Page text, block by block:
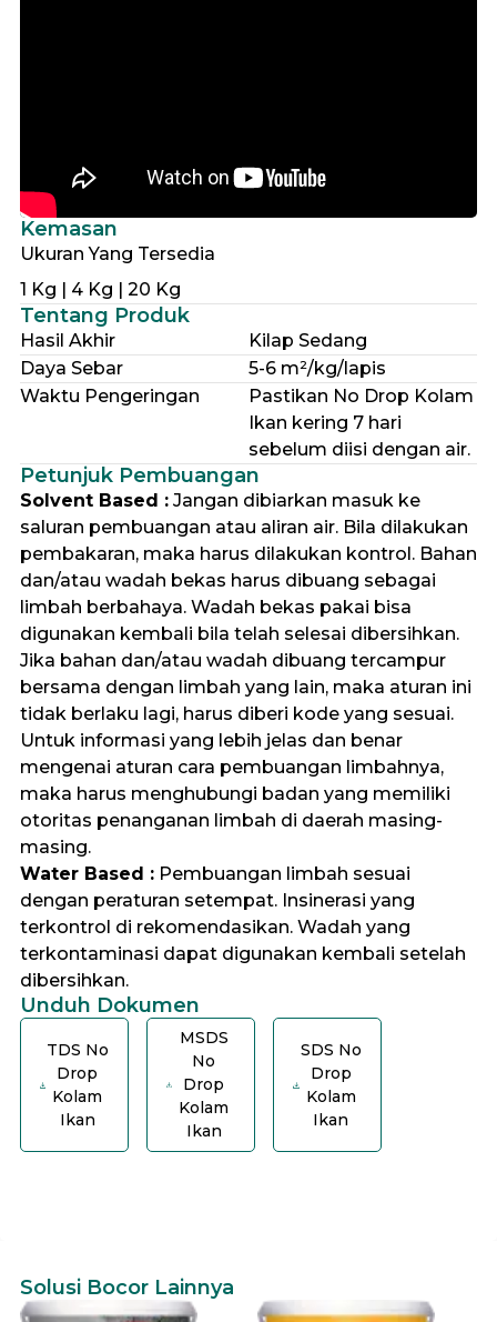
Kemasan
Ukuran Yang Tersedia
1 Kg | 4 Kg | 20 Kg
Tentang Produk
Hasil Akhir
Kilap Sedang
Daya Sebar
5-6 m²/kg/lapis
Waktu Pengeringan
Pastikan No Drop Kolam
Ikan kering 7 hari
sebelum diisi dengan air.
Petunjuk Pembuangan
Solvent Based :Jangan dibiarkan masuk ke
saluran pembuangan atau aliran air. Bila dilakukan
pembakaran, maka harus dilakukan kontrol. Bahan
dan/atau wadah bekas harus dibuang sebagai
limbah berbahaya. Wadah bekas pakai bisa
digunakan kembali bila telah selesai dibersihkan.
Jika bahan dan/atau wadah dibuang tercampur
bersama dengan limbah yang lain, maka aturan ini
tidak berlaku lagi, harus diberi kode yang sesuai.
Untuk informasi yang lebih jelas dan benar
mengenai aturan cara pembuangan limbahnya,
maka harus menghubungi badan yang memiliki
otoritas penanganan limbah di daerah masing-
masing.
Water Based :Pembuangan limbah sesuai
dengan peraturan setempat. Insinerasi yang
terkontrol di rekomendasikan. Wadah yang
terkontaminasi dapat digunakan kembali setelah
dibersihkan.
Unduh Dokumen
TDS No
Drop
Kolam
Ikan
MSDS
No
Drop
Kolam
Ikan
SDS No
Drop
Kolam
Ikan
Solusi Bocor Lainnya